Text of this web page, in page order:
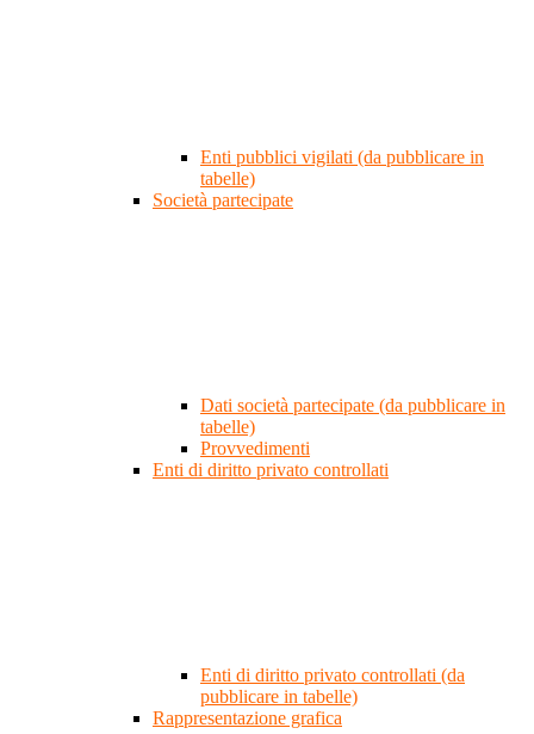
Enti pubblici vigilati (da pubblicare in
tabelle)
Società partecipate
Dati società partecipate (da pubblicare in
tabelle)
Provvedimenti
Enti di diritto privato controllati
Enti di diritto privato controllati (da
pubblicare in tabelle)
Rappresentazione grafica